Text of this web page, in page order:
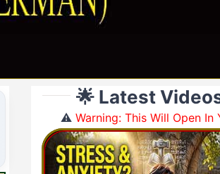
🌟 Latest
⚠️Warning: This Will Open In